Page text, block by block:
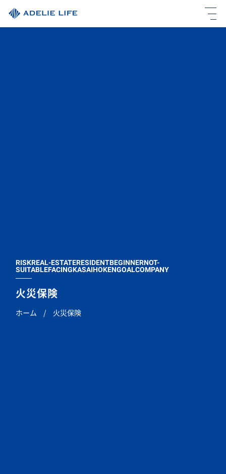
RISKREAL-ESTATERESIDENTBEGINNERNOT-
SUITABLEFACINGKASAIHOKENGOALCOMPANY
火災保険
ホーム / 火災保険